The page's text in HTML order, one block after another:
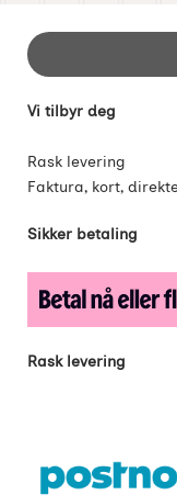
Footer-
Vi tilbyr deg
Rask levering
Faktura, kort,
Sikker betaling
Rask levering